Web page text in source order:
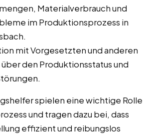
Materialverbrauch und
im Produktionsprozess in
mit Vorgesetzten und anderen
den Produktionsstatus und
spielen eine wichtige Rolle
und tragen dazu bei, dass
effizient und reibungslos